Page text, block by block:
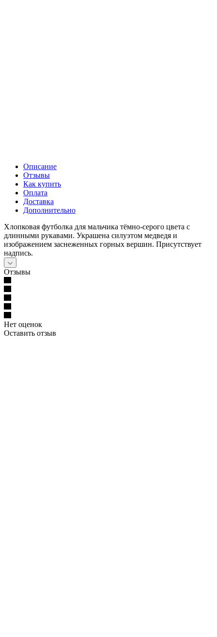
Описание
Отзывы
Как купить
Оплата
Доставка
Дополнительно
Хлопковая футболка для мальчика тёмно-серого цвета с
длинными рукавами. Украшена силуэтом медведя и
изображением заснеженных горных вершин. Присутствует
надпись.
Отзывы
Нет оценок
Оставить отзыв